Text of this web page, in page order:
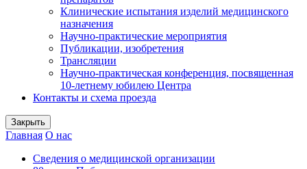
Клинические испытания изделий медицинского
назначения
Научно-практические мероприятия
Публикации, изобретения
Трансляции
Научно-практическая конференция, посвященная
10-летнему юбилею Центра
Контакты и схема проезда
Закрыть
Главная О нас
Сведения о медицинской организации